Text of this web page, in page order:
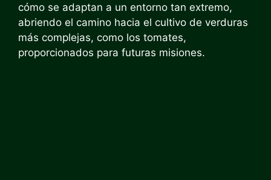
cómo se adaptan a un entorno tan extremo,
abriendo el camino hacia el cultivo de verduras
más complejas, como los tomates,
proporcionados para futuras misiones.